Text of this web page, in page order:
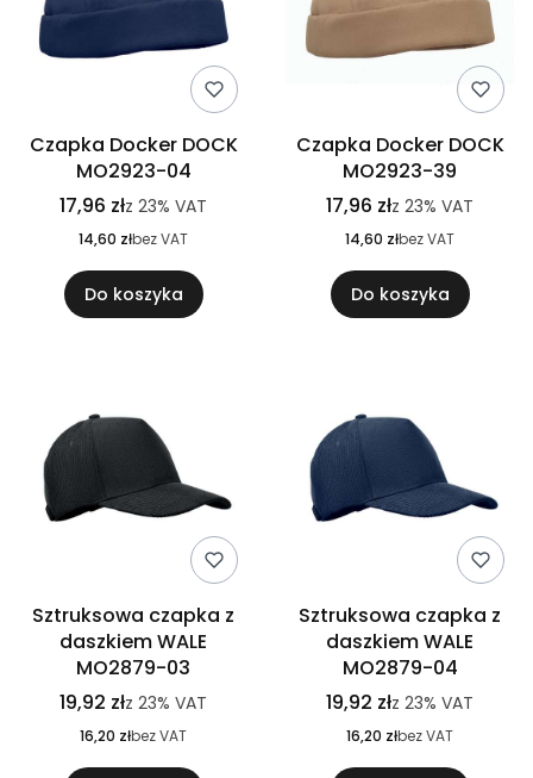
Czapka Docker DOCK
MO2923-04
17,96 złz 23% VAT
14,60 złbez VAT
Do koszyka
Czapka Docker DOCK
MO2923-39
17,96 złz 23% VAT
14,60 złbez VAT
Do koszyka
Sztruksowa czapka z
daszkiem WALE
MO2879-03
19,92 złz 23% VAT
16,20 złbez VAT
Sztruksowa czapka z
daszkiem WALE
MO2879-04
19,92 złz 23% VAT
16,20 złbez VAT